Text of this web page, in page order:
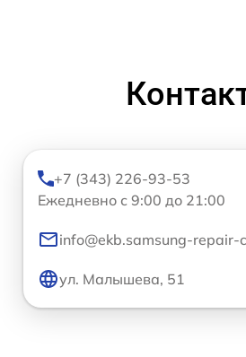
+7 (343) 226-93-53
Ежедневно с 9:00 до 21:00
info@ekb.samsung-repair-
ул. Малышева, 51